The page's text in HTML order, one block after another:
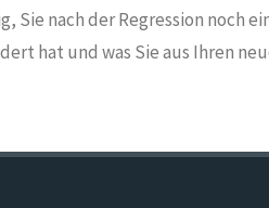
Sie nach der Regression noch
hat und was Sie aus Ihren